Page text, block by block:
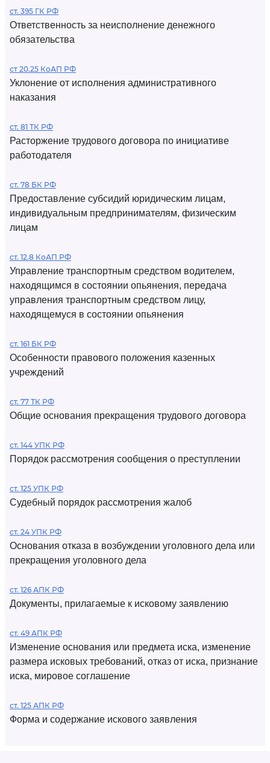
ст. 395 ГК РФ
Ответственность за неисполнение денежного
обязательства
ст 20.25 КоАП РФ
Уклонение от исполнения административного
наказания
ст. 81 ТК РФ
Расторжение трудового договора по инициативе
работодателя
ст. 78 БК РФ
Предоставление субсидий юридическим лицам,
индивидуальным предпринимателям, физическим
лицам
ст. 12.8 КоАП РФ
Управление транспортным средством водителем,
находящимся в состоянии опьянения, передача
управления транспортным средством лицу,
находящемуся в состоянии опьянения
ст. 161 БК РФ
Особенности правового положения казенных
учреждений
ст. 77 ТК РФ
Общие основания прекращения трудового договора
ст. 144 УПК РФ
Порядок рассмотрения сообщения о преступлении
ст. 125 УПК РФ
Судебный порядок рассмотрения жалоб
ст. 24 УПК РФ
Основания отказа в возбуждении уголовного дела или
прекращения уголовного дела
ст. 126 АПК РФ
Документы, прилагаемые к исковому заявлению
ст. 49 АПК РФ
Изменение основания или предмета иска, изменение
размера исковых требований, отказ от иска, признание
иска, мировое соглашение
ст. 125 АПК РФ
Форма и содержание искового заявления